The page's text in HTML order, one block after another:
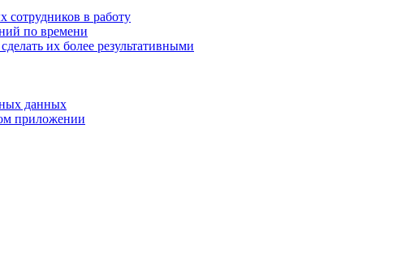
сотрудников в работу
по времени
их более результативными
данных
приложении